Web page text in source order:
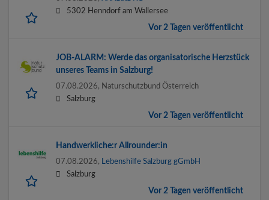
5302 Henndorf am Wallersee
Vor 2 Tagen veröffentlicht
JOB-ALARM: Werde das organisatorische Herzstück
unseres Teams in Salzburg!
07.08.2026, Naturschutzbund Österreich
Salzburg
Vor 2 Tagen veröffentlicht
Handwerkliche:r Allrounder:in
07.08.2026,
Lebenshilfe Salzburg gGmbH
Salzburg
Vor 2 Tagen veröffentlicht